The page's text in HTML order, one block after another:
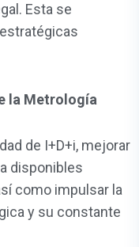
Esta se
la Metrología
de I+D+i, mejorar
disponibles
como impulsar la
y su constante